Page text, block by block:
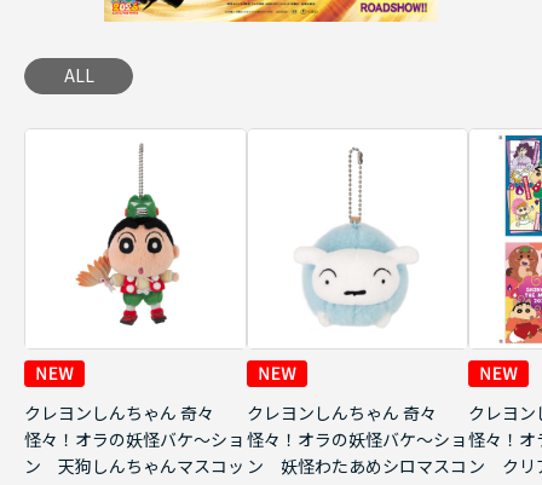
ALL
クレヨンしんちゃん 奇々
怪々！オラの妖怪バケ～ショ
ン 天狗しんちゃんマスコッ
クレヨンしんちゃん 奇々
怪々！オラの妖怪バケ～ショ
ン 妖怪わたあめシロマスコ
クレヨン
怪々！オ
ン クリ